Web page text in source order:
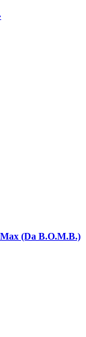
(Da B.O.M.B.)